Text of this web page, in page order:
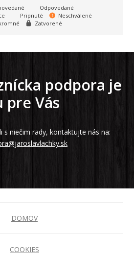
Odpovedané
Pripnuté
Neschválené
Zatvorené
podpora je
pre Vás
s niečim rady, kontaktujte nás na:
DOMOV
COOKIES